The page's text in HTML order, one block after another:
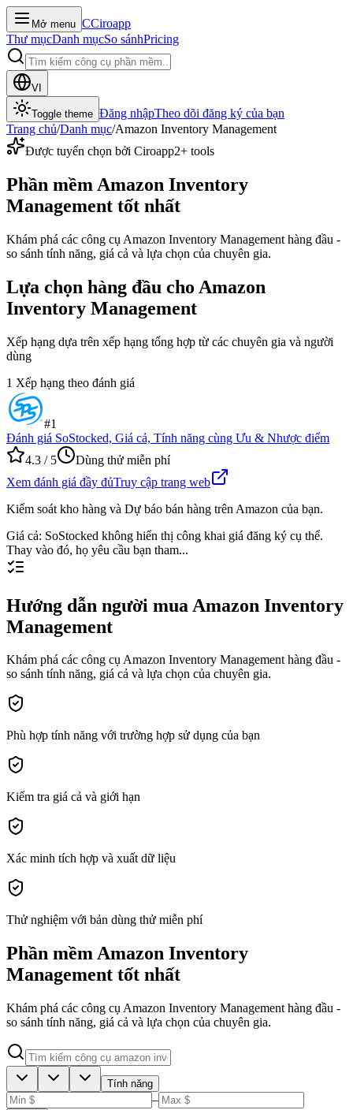
Mở menu CCiroapp
Thư mụcDanh mụcSo sánhPricing
VI
Toggle theme Đăng nhậpTheo dõi đăng ký của bạn
Trang chủ/Danh mục/Amazon Inventory Management
Được tuyển chọn bởi Ciroapp2+ tools
Phần mềm Amazon Inventory
Management tốt nhất
Khám phá các công cụ Amazon Inventory Management hàng đầu -
so sánh tính năng, giá cả và lựa chọn của chuyên gia.
Lựa chọn hàng đầu cho Amazon
Inventory Management
Xếp hạng dựa trên xếp hạng tổng hợp từ các chuyên gia và người
dùng
1 Xếp hạng theo đánh giá
#1
Đánh giá SoStocked, Giá cả, Tính năng cùng Ưu & Nhược điểm
4.3 / 5
Dùng thử miễn phí
Xem đánh giá đầy đủTruy cập trang web
Kiểm soát kho hàng và Dự báo bán hàng trên Amazon của bạn.
Giá cả: SoStocked không hiển thị công khai giá đăng ký cụ thể.
Thay vào đó, họ yêu cầu bạn tham...
Hướng dẫn người mua Amazon Inventory
Management
Khám phá các công cụ Amazon Inventory Management hàng đầu -
so sánh tính năng, giá cả và lựa chọn của chuyên gia.
Phù hợp tính năng với trường hợp sử dụng của bạn
Kiểm tra giá cả và giới hạn
Xác minh tích hợp và xuất dữ liệu
Thử nghiệm với bản dùng thử miễn phí
Phần mềm Amazon Inventory
Management tốt nhất
Khám phá các công cụ Amazon Inventory Management hàng đầu -
so sánh tính năng, giá cả và lựa chọn của chuyên gia.
Tính năng
–